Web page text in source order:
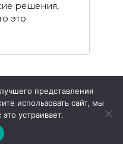
решения,
это
представления
использовать сайт, мы
устраивает.